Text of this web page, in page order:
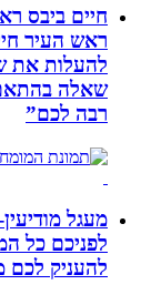
חיים ביבס ראש
ראש העיר חיים
להעלות את
שאלה בהתאם
רבה לכם”
מעגל מודיעין-ג
לפניכם כל
להעניק לכם מענה